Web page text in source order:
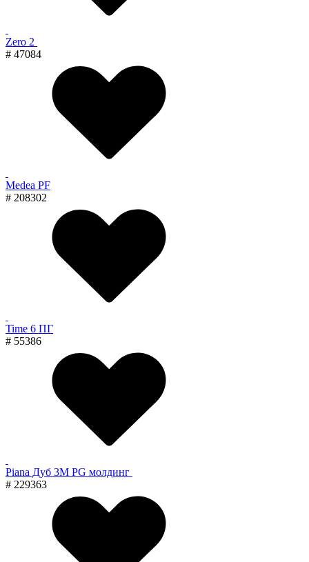
Zero 2
# 47084
Medea PF
# 208302
Time 6 ПГ
# 55386
Piana Дуб 3M PG молдинг
# 229363